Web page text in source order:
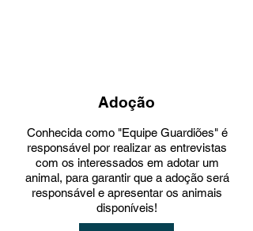
Adoção
Conhecida como "Equipe Guardiões" é
responsável por realizar as entrevistas
com os interessados em adotar um
animal, para garantir que a adoção será
responsável e apresentar os animais
disponíveis!